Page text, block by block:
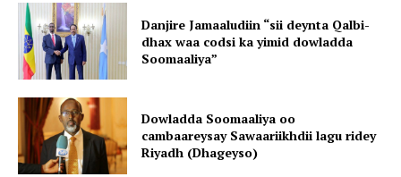
Danjire Jamaaludiin “sii deynta Qalbi-
dhax waa codsi ka yimid dowladda
Soomaaliya”
Dowladda Soomaaliya oo
cambaareysay Sawaariikhdii lagu ridey
Riyadh (Dhageyso)